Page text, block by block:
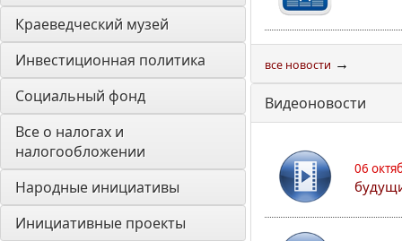
Краеведческий музей
Инвестиционная политика
Социальный фонд
Все о налогах и
налогообложении
Народные инициативы
Инициативные проекты
все новости →
Видеоновости
06